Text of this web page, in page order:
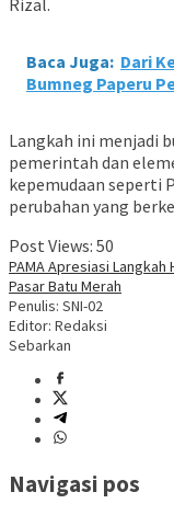
Rizal.
Baca Juga: Dari
Bumneg Paperu
Langkah ini menjadi
pemerintah dan
kepemudaan seperti
perubahan yang
Post Views: 50
PAMA Apresiasi
Pasar Batu Merah
Penulis: SNI-02
Editor: Redaksi
Sebarkan
Navigasi pos